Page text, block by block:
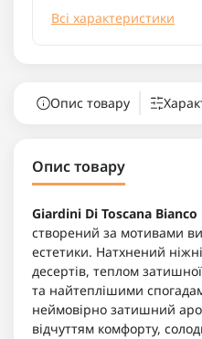
Всі характеристики
Опис товару
Опис товару
Giardini Di Toscana
створений за мотивами
естетики. Натхнений
десертів, теплом затишної
та найтеплішими
неймовірно затишний
відчуттям комфорту,